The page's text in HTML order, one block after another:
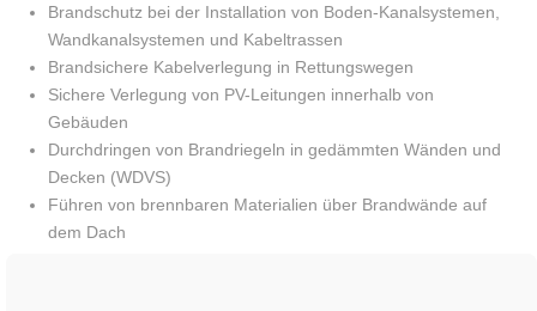
Brandschutz bei der Installation von Boden-Kanalsystemen,
Wandkanalsystemen und Kabeltrassen
Brandsichere Kabelverlegung in Rettungswegen
Sichere Verlegung von PV-Leitungen innerhalb von
Gebäuden
Durchdringen von Brandriegeln in gedämmten Wänden und
Decken (WDVS)
Führen von brennbaren Materialien über Brandwände auf
dem Dach